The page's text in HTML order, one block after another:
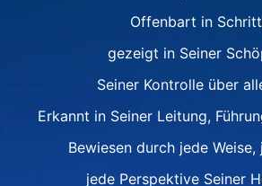
Offenbart in
gezeigt in Seiner
Seiner Kontrolle über
Erkannt in Seiner Leitung,
Bewiesen durch jede Weise,
jede Perspektive Seiner